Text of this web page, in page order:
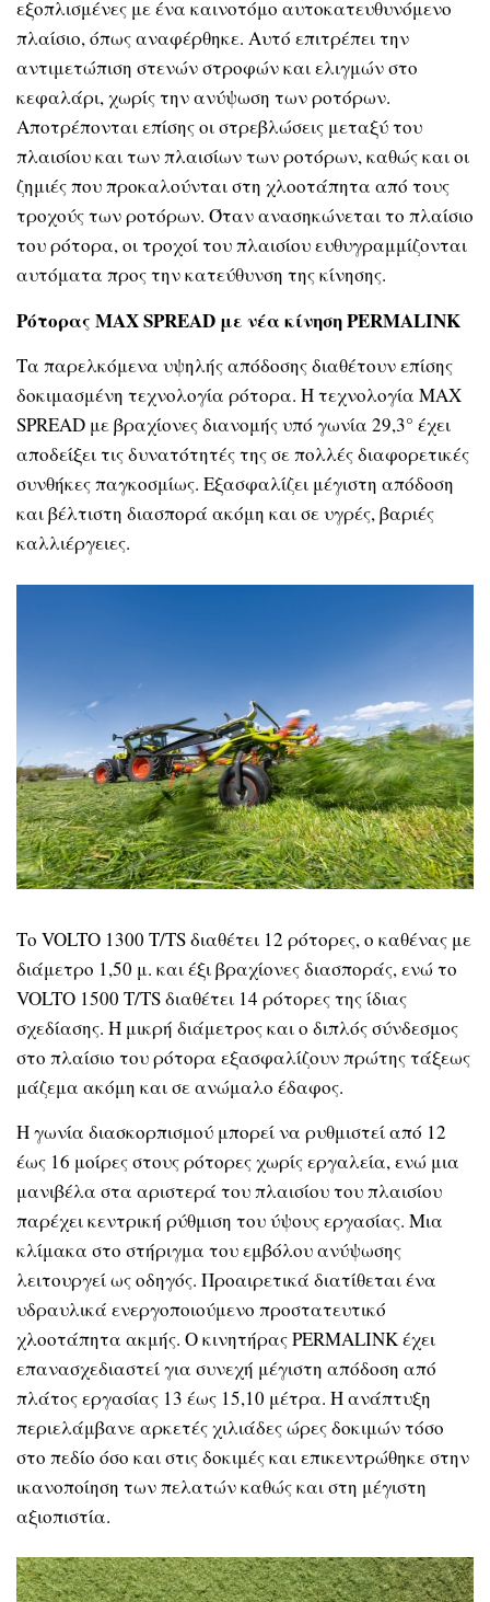
εξοπλισμένες με ένα καινοτόμο αυτοκατευθυνόμενο
πλαίσιο, όπως αναφέρθηκε. Αυτό επιτρέπει την
αντιμετώπιση στενών στροφών και ελιγμών στο
κεφαλάρι, χωρίς την ανύψωση των ροτόρων.
Αποτρέπονται επίσης οι στρεβλώσεις μεταξύ του
πλαισίου και των πλαισίων των ροτόρων, καθώς και οι
ζημιές που προκαλούνται στη χλοοτάπητα από τους
τροχούς των ροτόρων. Όταν ανασηκώνεται το πλαίσιο
του ρότορα, οι τροχοί του πλαισίου ευθυγραμμίζονται
αυτόματα προς την κατεύθυνση της κίνησης.
Ρότορας MAX SPREAD με νέα κίνηση PERMALINK
Τα παρελκόμενα υψηλής απόδοσης διαθέτουν επίσης
δοκιμασμένη τεχνολογία ρότορα. Η τεχνολογία MAX
SPREAD με βραχίονες διανομής υπό γωνία 29,3° έχει
αποδείξει τις δυνατότητές της σε πολλές διαφορετικές
συνθήκες παγκοσμίως. Εξασφαλίζει μέγιστη απόδοση
και βέλτιστη διασπορά ακόμη και σε υγρές, βαριές
καλλιέργειες.
Το VOLTO 1300 T/TS διαθέτει 12 ρότορες, ο καθένας με
διάμετρο 1,50 μ. και έξι βραχίονες διασποράς, ενώ το
VOLTO 1500 T/TS διαθέτει 14 ρότορες της ίδιας
σχεδίασης. Η μικρή διάμετρος και ο διπλός σύνδεσμος
στο πλαίσιο του ρότορα εξασφαλίζουν πρώτης τάξεως
μάζεμα ακόμη και σε ανώμαλο έδαφος.
Η γωνία διασκορπισμού μπορεί να ρυθμιστεί από 12
έως 16 μοίρες στους ρότορες χωρίς εργαλεία, ενώ μια
μανιβέλα στα αριστερά του πλαισίου του πλαισίου
παρέχει κεντρική ρύθμιση του ύψους εργασίας. Μια
κλίμακα στο στήριγμα του εμβόλου ανύψωσης
λειτουργεί ως οδηγός. Προαιρετικά διατίθεται ένα
υδραυλικά ενεργοποιούμενο προστατευτικό
χλοοτάπητα ακμής. Ο κινητήρας PERMALINK έχει
επανασχεδιαστεί για συνεχή μέγιστη απόδοση από
πλάτος εργασίας 13 έως 15,10 μέτρα. Η ανάπτυξη
περιελάμβανε αρκετές χιλιάδες ώρες δοκιμών τόσο
στο πεδίο όσο και στις δοκιμές και επικεντρώθηκε στην
ικανοποίηση των πελατών καθώς και στη μέγιστη
αξιοπιστία.